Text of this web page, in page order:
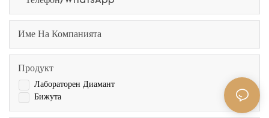
Име На Компанията
Лабораторен Диамант
Бижута
Продукт